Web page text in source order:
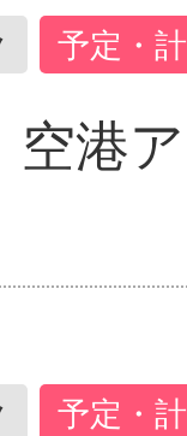
予定・
空港
予定・